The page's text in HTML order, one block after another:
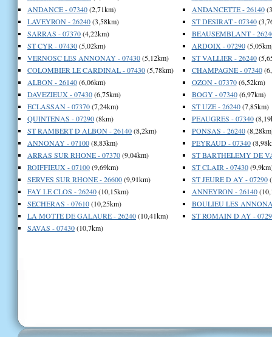
ANDANCE - 07340(2,71km)
LAVEYRON - 26240(3,58km)
SARRAS - 07370(4,22km)
ST CYR - 07430(5,02km)
VERNOSC LES ANNONAY - 07430(5,12km)
COLOMBIER LE CARDINAL - 07430(5,78km)
ALBON - 26140(6,06km)
DAVEZIEUX - 07430(6,75km)
ECLASSAN - 07370(7,24km)
QUINTENAS - 07290(8km)
ST RAMBERT D ALBON - 26140(8,2km)
ANNONAY - 07100(8,83km)
ARRAS SUR RHONE - 07370(9,04km)
ROIFFIEUX - 07100(9,69km)
SERVES SUR RHONE - 26600(9,91km)
FAY LE CLOS - 26240(10,15km)
SECHERAS - 07610(10,25km)
LA MOTTE DE GALAURE - 26240(10,41km)
SAVAS - 07430(10,7km)
ANDANCETTE - 26140
ST DESIRAT - 07340
BEAUSEMBLANT -
ARDOIX - 07290
ST VALLIER - 26240
CHAMPAGNE - 07340
OZON - 07370(6,52km)
BOGY - 07340(6,97km)
ST UZE - 26240(7,85km)
PEAUGRES - 07340
PONSAS - 26240
PEYRAUD - 07340
ST BARTHELEMY DE
ST CLAIR - 07430
ST JEURE D AY - 07290
ANNEYRON - 26140
BOULIEU LES
ST ROMAIN D AY -